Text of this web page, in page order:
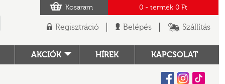
Kosaram 0 - termék 0 Ft
Regisztráció Belépés Szállítás
AKCIÓK HÍREK KAPCSOLAT